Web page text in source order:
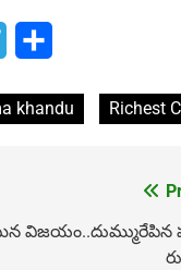
Telegram
khandu Richest
విజయం..దుమ్మురేపిన